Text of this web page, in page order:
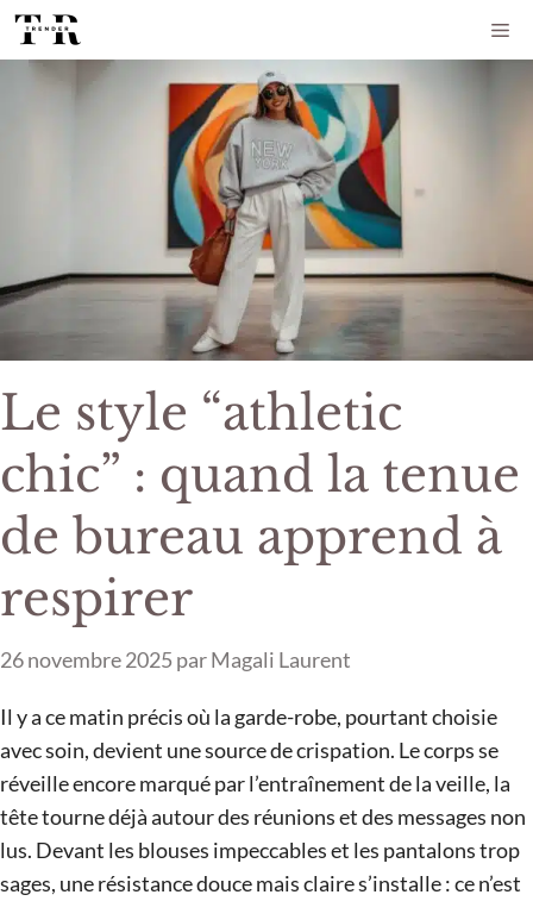
Aller
au
contenu
Le style “athletic
chic” : quand la tenue
de bureau apprend à
respirer
26 novembre 2025parMagali Laurent
Il y a ce matin précis où la garde-robe, pourtant choisie
avec soin, devient une source de crispation. Le corps se
réveille encore marqué par l’entraînement de la veille, la
tête tourne déjà autour des réunions et des messages non
lus. Devant les blouses impeccables et les pantalons trop
sages, une résistance douce mais claire s’installe : ce n’est